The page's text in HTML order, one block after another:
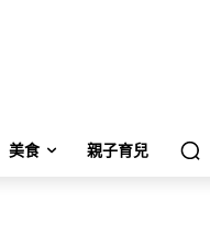
美食 親子育兒